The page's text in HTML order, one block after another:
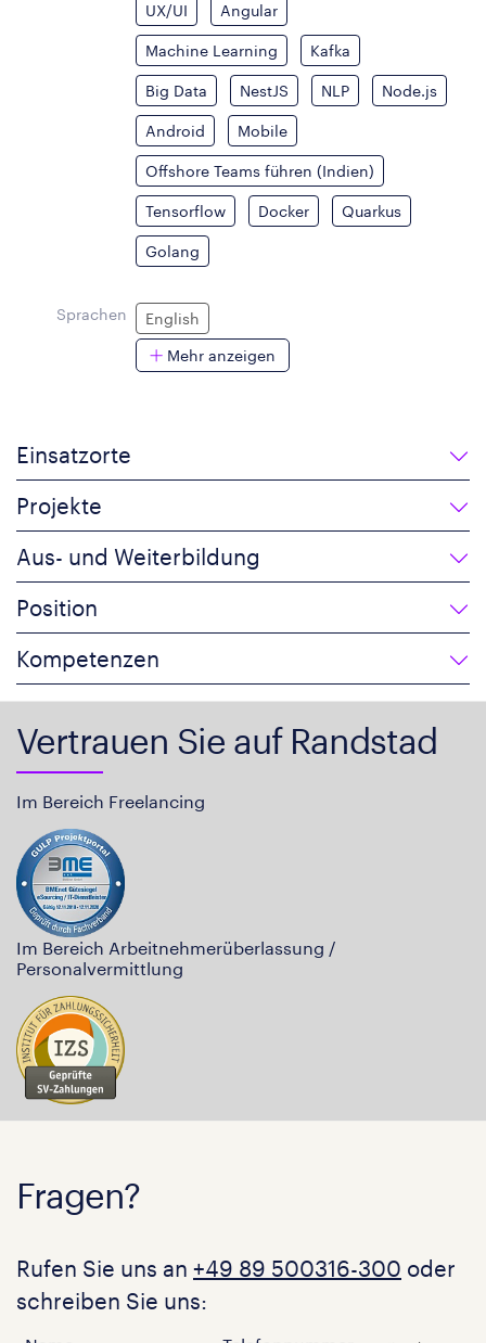
UX/UI Angular
Machine Learning Kafka
Big Data NestJS NLP Node.js
Android Mobile
Offshore Teams führen (Indien)
Tensorflow Docker Quarkus
Golang
Sprachen
English
Mehr anzeigen
Einsatzorte
Projekte
Aus- und Weiterbildung
Position
Kompetenzen
Vertrauen Sie auf Randstad
Im Bereich Freelancing
Im Bereich Arbeitnehmerüberlassung /
Personalvermittlung
Fragen?
Rufen Sie uns an +49 89 500316-300 oder
schreiben Sie uns: